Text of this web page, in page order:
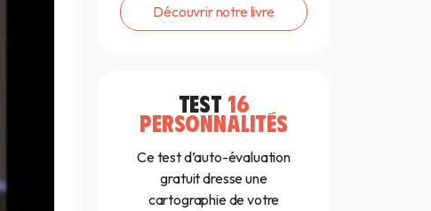
Découvrir notre livre
TEST 16
PERSONNALITÉS
Ce test d’auto-évaluation
gratuit dresse une
cartographie de votre